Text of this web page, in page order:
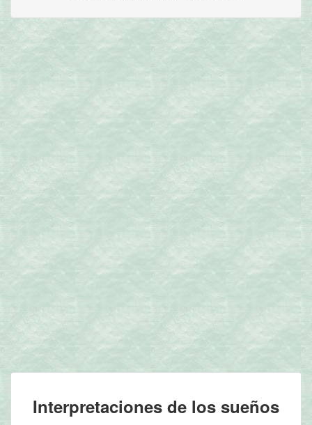
Interpretaciones de los sueños